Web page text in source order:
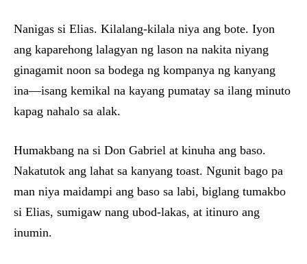
Nanigas si Elias. Kilalang-kilala niya ang bote. Iyon
ang kaparehong lalagyan ng lason na nakita niyang
ginagamit noon sa bodega ng kompanya ng kanyang
ina—isang kemikal na kayang pumatay sa ilang minuto
kapag nahalo sa alak.
Humakbang na si Don Gabriel at kinuha ang baso.
Nakatutok ang lahat sa kanyang toast. Ngunit bago pa
man niya maidampi ang baso sa labi, biglang tumakbo
si Elias, sumigaw nang ubod-lakas, at itinuro ang
inumin.